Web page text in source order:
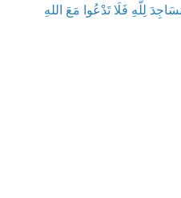
لِلَّهِ فَلَا تَدْعُوا مَعَ اللهِ